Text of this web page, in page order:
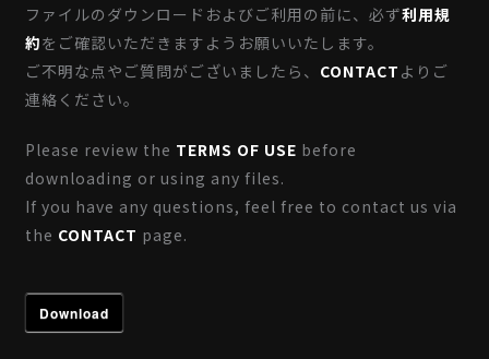
ファイルのダウンロードおよびご利用の前に、必ず利用規
約をご確認いただきますようお願いいたします。
ご不明な点やご質問がございましたら、 CONTACT よりご
連絡ください。
Please review the TERMS OF USE before
downloading or using any files.
If you have any questions, feel free to contact us via
the CONTACT page.
Download